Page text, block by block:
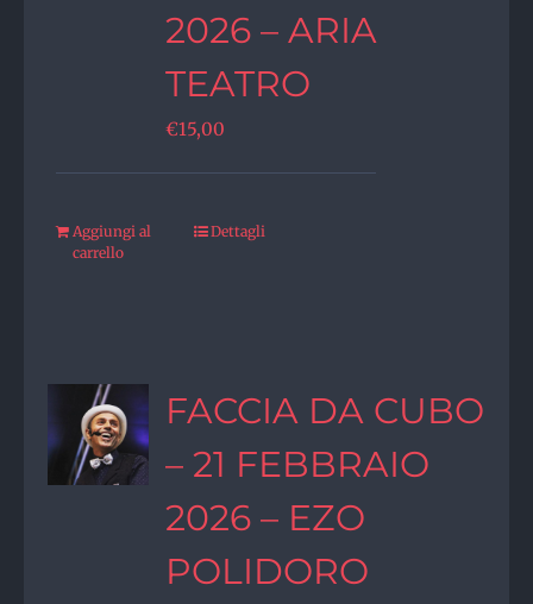
2026 – ARIA
TEATRO
€15,00
Aggiungi al
carrello
Dettagli
FACCIA DA CUBO
– 21 FEBBRAIO
2026 – EZO
POLIDORO